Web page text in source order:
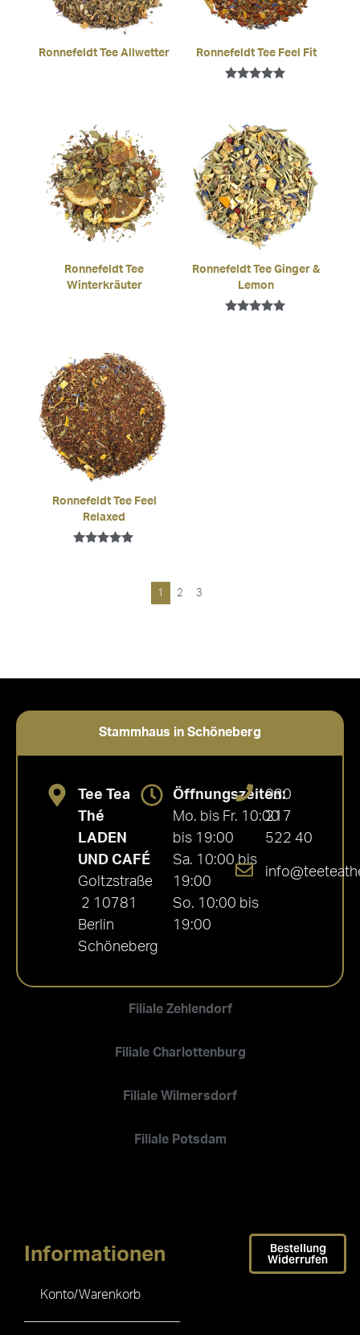
Ronnefeldt Tee Allwetter Ronnefeldt Tee Feel Fit
Ronnefeldt Tee
Winterkräuter
Ronnefeldt Tee Ginger &
Lemon
Ronnefeldt Tee Feel
Relaxed
1 2 3
Stammhaus in Schöneberg
Filiale Zehlendorf
Filiale Charlottenburg
Filiale Wilmersdorf
Filiale Potsdam
Tee Tea
Thé
LADEN
UND CAFÉ
Goltzstraße
2 10781
Berlin
Schöneberg
Öffnungszeiten:
Mo. bis Fr. 10:00
bis 19:00
Sa. 10:00 bis
19:00
So. 10:00 bis
19:00
030
217
522 40
Informationen
Konto/Warenkorb
Bestellung
Widerrufen